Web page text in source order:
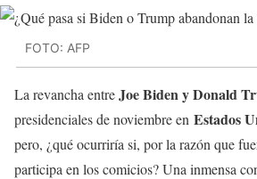
FOTO: AFP
La revancha entreJoe Biden y Donald
presidenciales de noviembre en Estados
pero, ¿qué ocurriría si, por la razón que
participa en los comicios? Una inmensa